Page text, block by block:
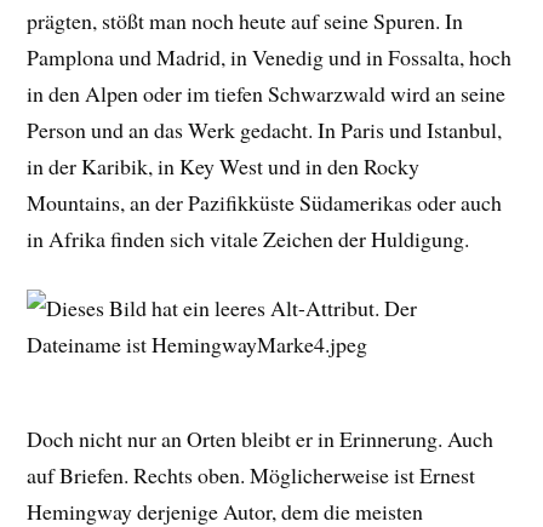
prägten, stößt man noch heute auf seine Spuren. In
Pamplona und Madrid, in Venedig und in Fossalta, hoch
in den Alpen oder im tiefen Schwarzwald wird an seine
Person und an das Werk gedacht. In Paris und Istanbul,
in der Karibik, in Key West und in den Rocky
Mountains, an der Pazifikküste Südamerikas oder auch
in Afrika finden sich vitale Zeichen der Huldigung.
Doch nicht nur an Orten bleibt er in Erinnerung. Auch
auf Briefen. Rechts oben. Möglicherweise ist Ernest
Hemingway derjenige Autor, dem die meisten